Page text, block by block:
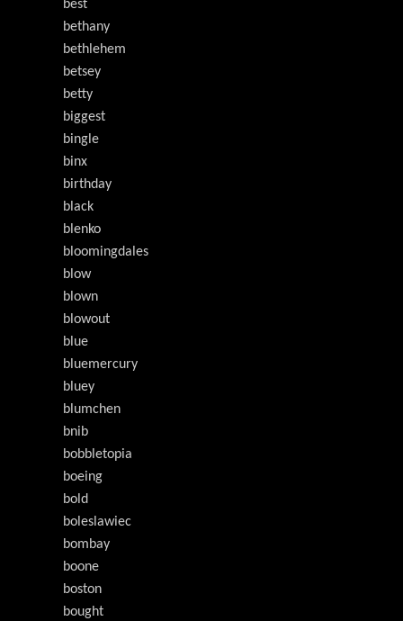
best
bethany
bethlehem
betsey
betty
biggest
bingle
binx
birthday
black
blenko
bloomingdales
blow
blown
blowout
blue
bluemercury
bluey
blumchen
bnib
bobbletopia
boeing
bold
boleslawiec
bombay
boone
boston
bought